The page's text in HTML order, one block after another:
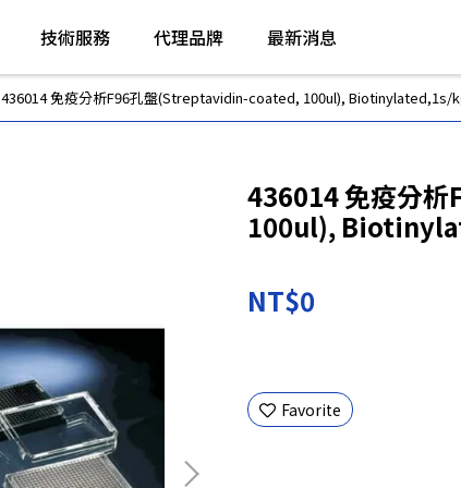
技術服務 代理品牌 最新消息
436014 免疫分析F96孔盤(Streptavidin-coated, 100ul), Biotinylated,1s/
436014 免疫分
100ul),
NT$0
Favorite